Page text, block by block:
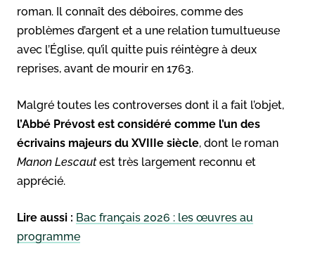
roman. Il connaît des déboires, comme des
problèmes d’argent et a une relation tumultueuse
avec l’Église, qu’il quitte puis réintègre à deux
reprises, avant de mourir en 1763.
Malgré toutes les controverses dont il a fait l’objet,
l’Abbé Prévost est considéré comme l’un des
écrivains majeurs du XVIIIe siècle, dont le roman
Manon Lescautest très largement reconnu et
apprécié.
Lire aussi : Bac français 2026 : les œuvres au
programme